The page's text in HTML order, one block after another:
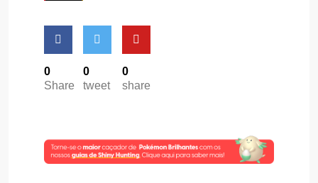
0
Share
0
tweet
0
share